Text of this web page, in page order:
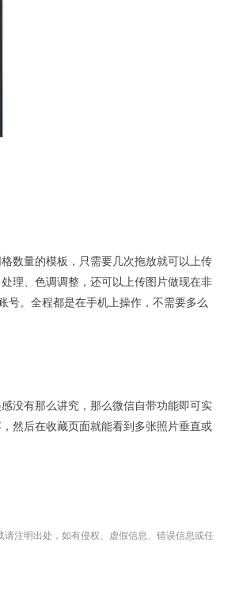
数量的模板，只需要几次拖放就可以上传
理、色调调整，还可以上传图片做现在非
号。全程都是在手机上操作，不需要多么
没有那么讲究，那么微信自带功能即可实
然后在收藏页面就能看到多张照片垂直或
注明出处，如有侵权、虚假信息、错误信息或任